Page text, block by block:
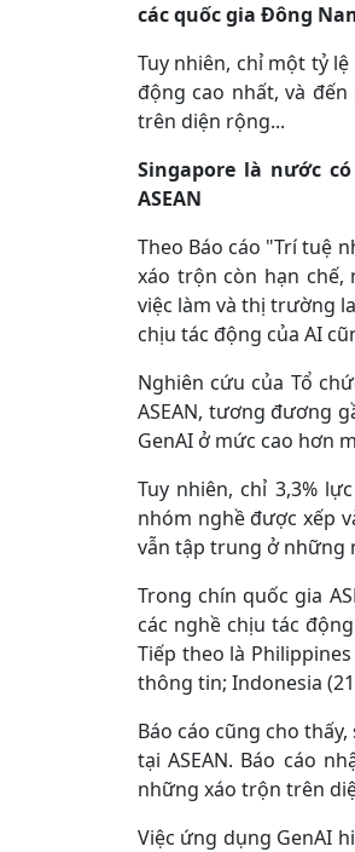
các quốc gia Đông
Tuy nhiên, chỉ một tỷ
động cao nhất, và
trên diện rộng...
Singapore là nước
ASEAN
Theo Báo cáo "Trí tuệ
xáo trộn còn hạn chế,
việc làm và thị trường
chịu tác động của AI
Nghiên cứu của Tổ
ASEAN, tương đương
GenAI ở mức cao hơn
Tuy nhiên, chỉ 3,3%
nhóm nghề được xếp
vẫn tập trung ở những
Trong chín quốc gia
các nghề chịu tác
Tiếp theo là
thông tin; Indonesia
Báo cáo cũng cho
tại ASEAN. Báo cáo
những xáo trộn trên
Việc ứng dụng GenAI